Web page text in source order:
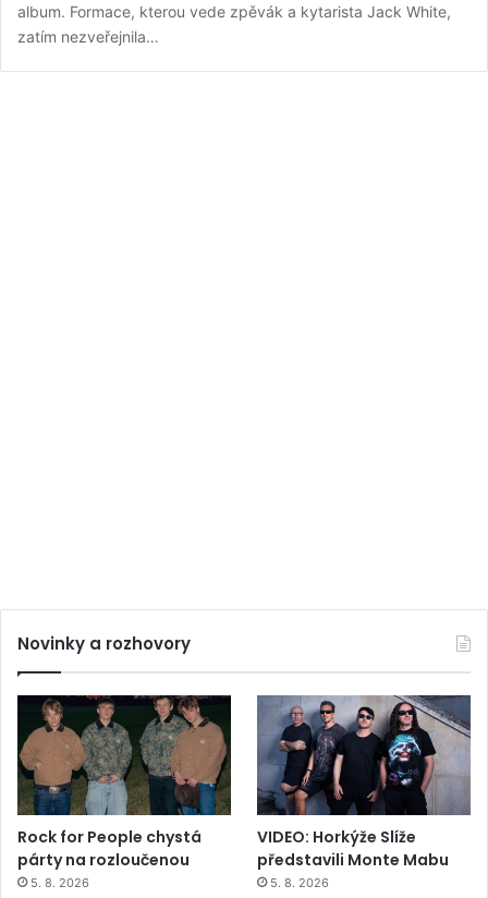
album. Formace, kterou vede zpěvák a kytarista Jack White,
zatím nezveřejnila…
Novinky a rozhovory
Rock for People chystá
párty na rozloučenou
5. 8. 2026
VIDEO: Horkýže Slíže
představili Monte Mabu
5. 8. 2026